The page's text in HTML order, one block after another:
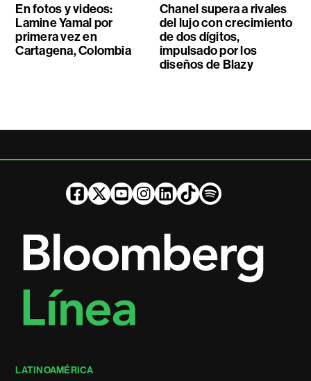
En fotos y videos:
Lamine Yamal por
primera vez en
Cartagena, Colombia
Chanel supera a rivales
del lujo con crecimiento
de dos dígitos,
impulsado por los
diseños de Blazy
LATINOAMÉRICA